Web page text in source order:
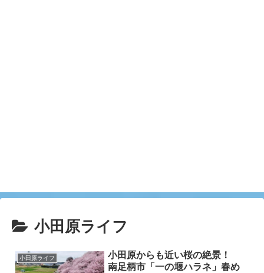
小田原ライフ
小田原ライフ
小田原からも近い桜の絶景！
南足柄市「一の堰ハラネ」春め